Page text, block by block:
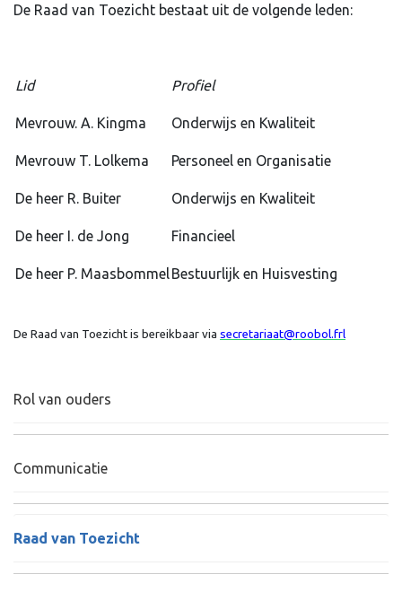
De Raad van Toezicht bestaat uit de volgende leden:
Lid Profiel
Mevrouw. A. Kingma Onderwijs en Kwaliteit
Mevrouw T. Lolkema Personeel en Organisatie
De heer R. Buiter Onderwijs en Kwaliteit
De heer I. de Jong Financieel
De heer P. MaasbommelBestuurlijk en Huisvesting
De Raad van Toezicht is bereikbaar via secretariaat@roobol.frl
Rol van ouders
Communicatie
Raad van Toezicht